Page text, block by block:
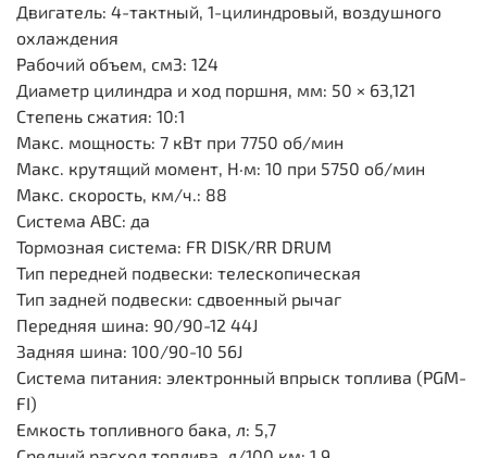
Двигатель: 4-тактный, 1-цилиндровый, воздушного
охлаждения
Рабочий объем, см3: 124
Диаметр цилиндра и ход поршня, мм: 50 × 63,121
Степень сжатия: 10:1
Макс. мощность: 7 кВт при 7750 об/мин
Макс. крутящий момент, Н·м: 10 при 5750 об/мин
Макс. скорость, км/ч.: 88
Система ABC: да
Тормозная система: FR DISK/RR DRUM
Тип передней подвески: телескопическая
Тип задней подвески: сдвоенный рычаг
Передняя шина: 90/90-12 44J
Задняя шина: 100/90-10 56J
Система питания: электронный впрыск топлива (PGM-
FI)
Емкость топливного бака, л: 5,7